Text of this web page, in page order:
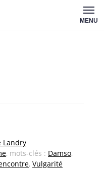
MENU
Landry
, mots-clés : Damso,
, Vulgarité